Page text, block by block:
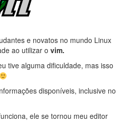
e novatos no mundo Linux
ao utilizar o vim.
tive alguma dificuldade, mas isso
disponíveis, inclusive no
ele se tornou meu editor